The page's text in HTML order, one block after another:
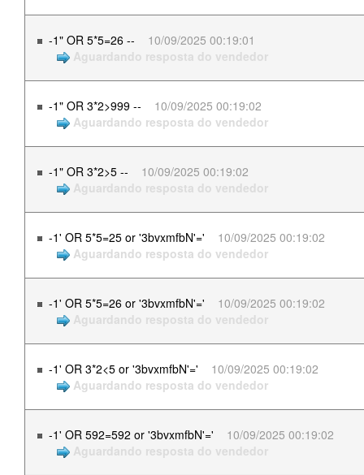
-1" OR 5*5=26 --
10/09/2025 00:19:01
Aguardando resposta do vendedor
-1" OR 3*2>999 --
10/09/2025 00:19:02
Aguardando resposta do vendedor
-1" OR 3*2>5 --
10/09/2025 00:19:02
Aguardando resposta do vendedor
-1' OR 5*5=25 or '3bvxmfbN'='
10/09/2025 00:19:02
Aguardando resposta do vendedor
-1' OR 5*5=26 or '3bvxmfbN'='
10/09/2025 00:19:02
Aguardando resposta do vendedor
-1' OR 3*2<5 or '3bvxmfbN'='
10/09/2025 00:19:02
Aguardando resposta do vendedor
-1' OR 592=592 or '3bvxmfbN'='
10/09/2025 00:19:02
Aguardando resposta do vendedor